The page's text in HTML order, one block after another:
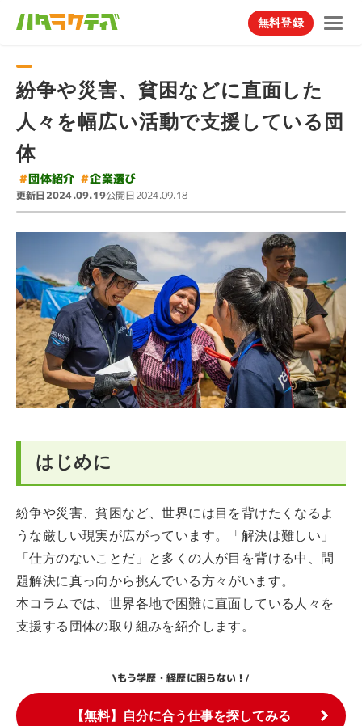
無料登録
紛争や災害、貧困などに直面した
人々を幅広い活動で支援している団
体
#団体紹介 #企業選び
更新日2024.09.19公開日2024.09.18
はじめに
紛争や災害、貧困など、世界には目を背けたくなるよ
うな厳しい現実が広がっています。「解決は難しい」
「仕方のないことだ」と多くの人が目を背ける中、問
題解決に真っ向から挑んでいる方々がいます。
本コラムでは、世界各地で困難に直面している人々を
支援する団体の取り組みを紹介します。
\もう学歴・経歴に困らない！/
【無料】自分に合う仕事を探してみる